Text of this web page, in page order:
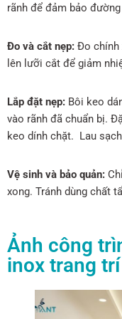
rãnh để đảm bảo
Đo và cắt nẹp: Đo chính
lên lưỡi cắt để giảm
Lắp đặt nẹp: Bôi keo
vào rãnh đã chuẩn bị.
keo dính chặt. Lau
Vệ sinh và bảo quản:
xong. Tránh dùng chất
Ảnh công
inox trang trí